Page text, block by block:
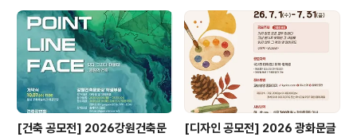
[건축 공모전] 2026강원건축문
[디자인 공모전] 2026 광화문글